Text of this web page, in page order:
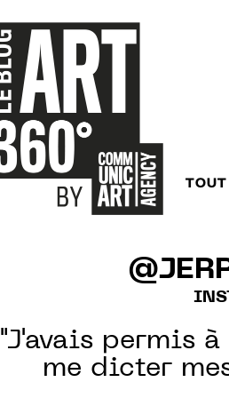
TOUT
"J'avais permis
me dicter